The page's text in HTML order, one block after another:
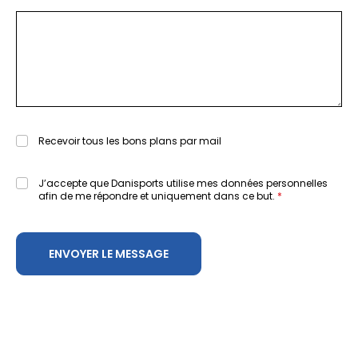
Recevoir tous les bons plans par mail
J’accepte que Danisports utilise mes données personnelles
afin de me répondre et uniquement dans ce but.